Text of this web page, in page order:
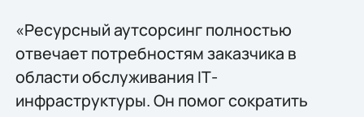
«Ресурсный аутсорсинг полностью
отвечает потребностям заказчика в
области обслуживания IТ-
инфраструктуры. Он помог сократить